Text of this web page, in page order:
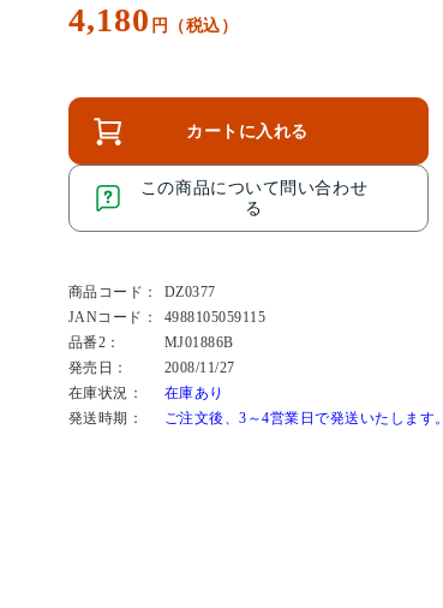
4,180 円（税込）
カートに入れる
この商品について問い合わせ
る
商品コード：
DZ0377
JANコード：
4988105059115
品番2：
MJ01886B
発売日：
2008/11/27
在庫状況：
在庫あり
発送時期：
ご注文後、3～4営業日で発送いたします。